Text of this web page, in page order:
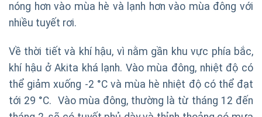
nóng hơn vào mùa hè và lạnh hơn vào mùa đông với
nhiều tuyết rơi.
Về thời tiết và khí hậu, vì nằm gần khu vực phía bắc,
khí hậu ở Akita khá lạnh. Vào mùa đông, nhiệt độ có
thể giảm xuống -2 °C và mùa hè nhiệt độ có thể đạt
tới 29 °C. Vào mùa đông, thường là từ tháng 12 đến